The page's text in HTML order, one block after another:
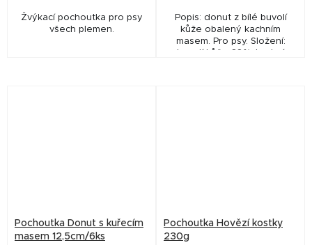
Žvýkací pochoutka pro psy
všech plemen.
Popis: donut z bílé buvolí
kůže obalený kachním
masem. Pro psy. Složení:
buvolí kůže 68%, kachní
Pochoutka Donut s kuřecím
masem 12,5cm/6ks
Pochoutka Hovězí kostky
230g